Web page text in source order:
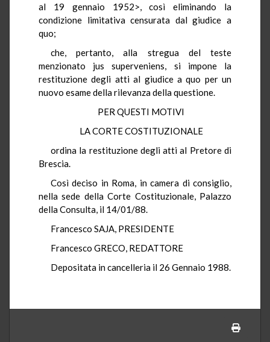
al 19 gennaio 1952>, così eliminando la
condizione limitativa censurata dal giudice a
quo;
che, pertanto, alla stregua del teste
menzionato jus superveniens, si impone la
restituzione degli atti al giudice a quo per un
nuovo esame della rilevanza della questione.
PER QUESTI MOTIVI
LA CORTE COSTITUZIONALE
ordina la restituzione degli atti al Pretore di
Brescia.
Così deciso in Roma, in camera di consiglio,
nella sede della Corte Costituzionale, Palazzo
della Consulta, il 14/01/88.
Francesco SAJA, PRESIDENTE
Francesco GRECO, REDATTORE
Depositata in cancelleria il 26 Gennaio 1988.